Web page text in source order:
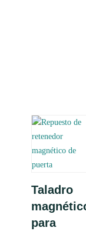
Añadir
al carrito
Taladro
para